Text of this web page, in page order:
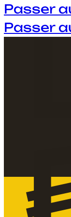
Passer
Passer